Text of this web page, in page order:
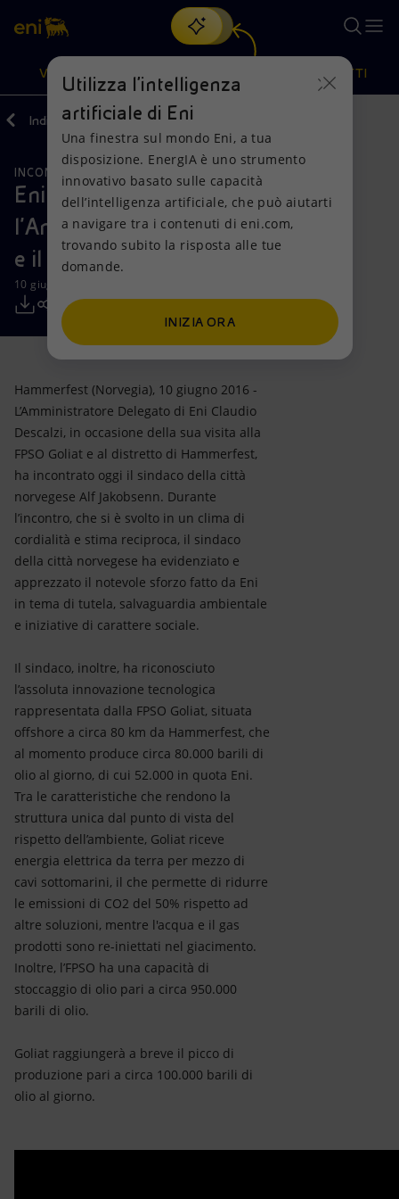
Cerca
scopri EnergIA, la nostra nuova soluzione di intelligenza
artificiale.
VISIONE
Visione
Mission e valori
Persone e Partnership
Net Zero
Modello satellitare
Energia accessibile
Innovazione
Scenari energetici
Azioni
Diversificazione energetica
Tecnologie per la transizione
Collaborazioni per l'innovazione
Attività nel mondo
PRODOTTI
Prodotti
Casa
Imprese
Mobilità
Indietro Media Comunicati Stampa
INCONTRI E ACCORDI
Eni: incontro di lavoro tra
l’Amministratore Delegato
e il sindaco di Hammerfest
10 giugno 2016 - 18:20 CEST
Hammerfest (Norvegia), 10 giugno 2016 -
L’Amministratore Delegato di Eni Claudio
Descalzi, in occasione della sua visita alla
FPSO Goliat e al distretto di Hammerfest,
ha incontrato oggi il sindaco della città
norvegese Alf Jakobsenn. Durante
l’incontro, che si è svolto in un clima di
cordialità e stima reciproca, il sindaco
della città norvegese ha evidenziato e
apprezzato il notevole sforzo fatto da Eni
in tema di tutela, salvaguardia ambientale
e iniziative di carattere sociale.
Il sindaco, inoltre, ha riconosciuto
l’assoluta innovazione tecnologica
rappresentata dalla FPSO Goliat, situata
offshore a circa 80 km da Hammerfest, che
al momento produce circa 80.000 barili di
olio al giorno, di cui 52.000 in quota Eni.
Tra le caratteristiche che rendono la
struttura unica dal punto di vista del
rispetto dell’ambiente, Goliat riceve
energia elettrica da terra per mezzo di
cavi sottomarini, il che permette di ridurre
le emissioni di CO2 del 50% rispetto ad
altre soluzioni, mentre l'acqua e il gas
prodotti sono re-iniettati nel giacimento.
Inoltre, l’FPSO ha una capacità di
stoccaggio di olio pari a circa 950.000
barili di olio.
Goliat raggiungerà a breve il picco di
produzione pari a circa 100.000 barili di
olio al giorno.
Utilizza l'intelligenza
artificiale di Eni
Una finestra sul mondo Eni, a tua
disposizione. EnergIA è uno strumento
innovativo basato sulle capacità
dell’intelligenza artificiale, che può aiutarti
a navigare tra i contenuti di eni.com,
trovando subito la risposta alle tue
domande.
INIZIA ORA